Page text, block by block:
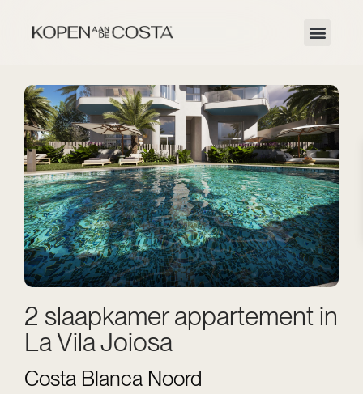
2 slaapkamer appartement in
La Vila Joiosa
Costa Blanca Noord